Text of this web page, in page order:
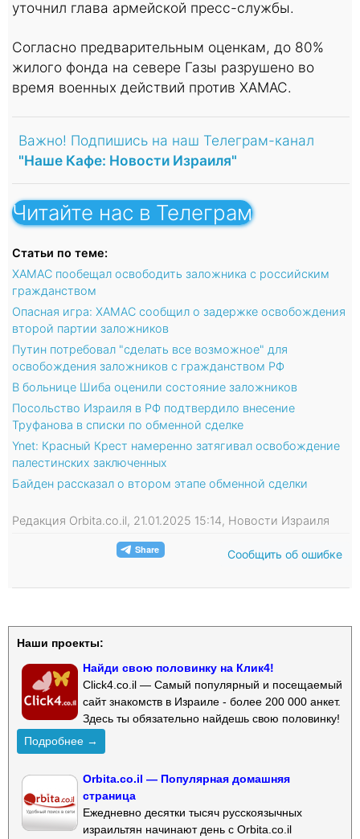
уточнил глава армейской пресс-службы.
Согласно предварительным оценкам, до 80%
жилого фонда на севере Газы разрушено во
время военных действий против ХАМАС.
Важно! Подпишись на наш Телеграм-канал
"Наше Кафе: Новости Израиля"
Читайте нас в Телеграм
Статьи по теме:
ХАМАС пообещал освободить заложника с российским
гражданством
Опасная игра: ХАМАС сообщил о задержке освобождения
второй партии заложников
Путин потребовал "сделать все возможное" для
освобождения заложников с гражданством РФ
В больнице Шиба оценили состояние заложников
Посольство Израиля в РФ подтвердило внесение
Труфанова в списки по обменной сделке
Ynet: Красный Крест намеренно затягивал освобождение
палестинских заключенных
Байден рассказал о втором этапе обменной сделки
Редакция Orbita.co.il, 21.01.2025 15:14, Новости Израиля
Сообщить об ошибке
Наши проекты:
Найди свою половинку на Клик4!
Click4.co.il — Самый популярный и посещаемый
сайт знакомств в Израиле - более 200 000 анкет.
Здесь ты обязательно найдешь свою половинку!
Подробнее →
Orbita.co.il — Популярная домашняя
страница
Ежедневно десятки тысяч русскоязычных
израильтян начинают день с Orbita.co.il